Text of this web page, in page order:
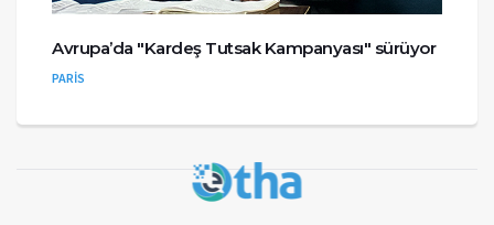
Avrupa’da "Kardeş Tutsak Kampanyası" sürüyor
PARİS